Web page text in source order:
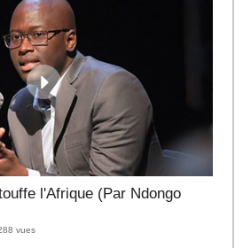
l'Afrique (Par Ndongo
vues